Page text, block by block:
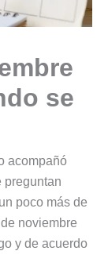
se
acompañó
preguntan
poco más de
noviembre
y de acuerdo